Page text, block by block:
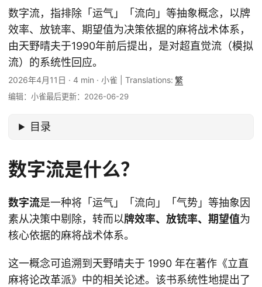
数字流，指排除「运气」「流向」等抽象概念，以牌
效率、放铳率、期望值为决策依据的麻将战术体系，
由天野晴夫于1990年前后提出，是对超直觉流（模拟
流）的系统性回应。
2026年4月11日 · 4 min · 小雀 Translations: 繁
编辑：小雀最后更新：2026-06-29
目录
数字流是什么？
数字流是一种将「运气」「流向」「气势」等抽象因
素从决策中剔除，转而以牌效率、放铳率、期望值为
核心依据的麻将战术体系。
这一概念可追溯到天野晴夫于 1990 年在著作《立直
麻将论改革派》中的相关论述。该书系统性地提出了